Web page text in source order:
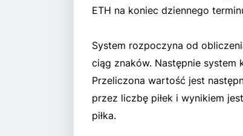
ETH na koniec dziennego
System rozpoczyna od
ciąg znaków. Następnie
Przeliczona wartość jest
przez liczbę piłek i wynikiem
piłka.